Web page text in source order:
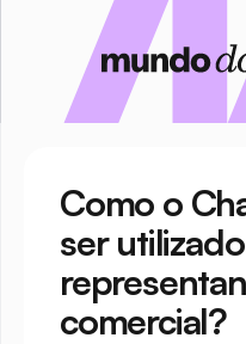
Como o
ser
comercial?